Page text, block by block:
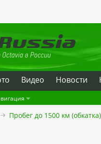
Видео Новости
Пробег до 1500 км (обкатка)